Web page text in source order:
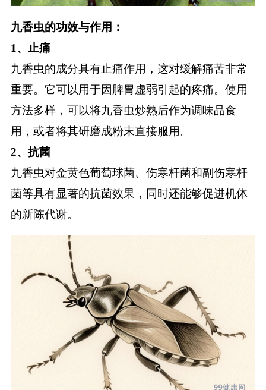
九香虫的功效与作用：
1、止痛
九香虫的成分具有止痛作用，这对缓解痛苦非常
重要。它可以用于因脾胃虚弱引起的疼痛。使用
方法多样，可以将九香虫炒熟后作为调味品食
用，或者将其研磨成粉末直接服用。
2、抗菌
九香虫对金黄色葡萄球菌、伤寒杆菌和副伤寒杆
菌等具有显著的抗菌效果，同时还能够促进机体
的新陈代谢。